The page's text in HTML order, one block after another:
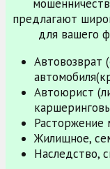
предлагают
для вашего
Автовозврат
Автоюрист
Жилищное,
Наследство,